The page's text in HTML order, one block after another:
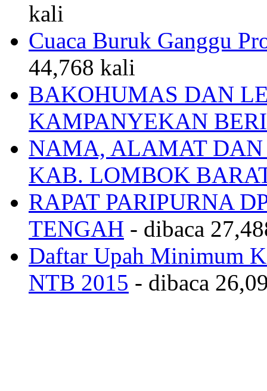
kali
Cuaca Buruk Ganggu
44,768 kali
BAKOHUMAS DAN
KAMPANYEKAN
NAMA, ALAMAT DAN
KAB. LOMBOK
RAPAT PARIPURNA
TENGAH - dibaca
Daftar Upah Minimum
NTB 2015 - dibaca